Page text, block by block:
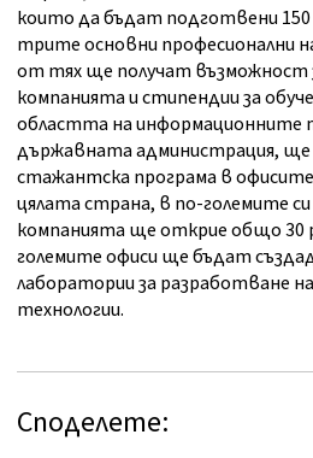
които да бъдат подготвени
трите основни професионални
от тях ще получат възможност
компанията и стипендии за
областта на информационните
държавната администрация,
стажантска програма в
цялата страна, в по-големите
компанията ще открие общо 30
големите офиси ще бъдат
лаборатории за разработване
технологии.
Споделете: